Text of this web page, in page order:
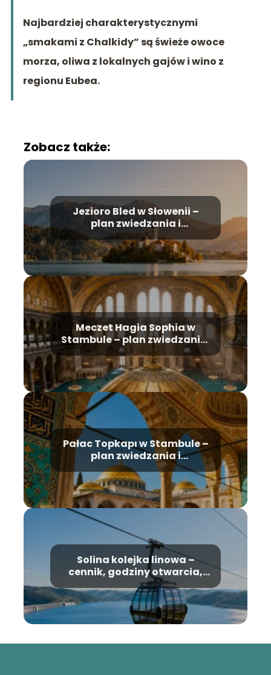
Najbardziej charakterystycznymi
„smakami z Chalkidy” są świeże owoce
morza, oliwa z lokalnych gajów i wino z
regionu Eubea.
Zobacz także:
Jezioro Bled w Słowenii –
plan zwiedzania i
najważniejsze atrakcje
Meczet Hagia Sophia w
Stambule – plan zwiedzania,
historia, bilety
Pałac Topkapı w Stambule –
plan zwiedzania i
najważniejsze atrakcje
Solina kolejka linowa –
cennik, godziny otwarcia,
informacje